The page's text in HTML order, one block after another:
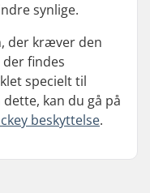
synlige.
der kræver den
findes
specielt til
kan du gå på
beskyttelse.